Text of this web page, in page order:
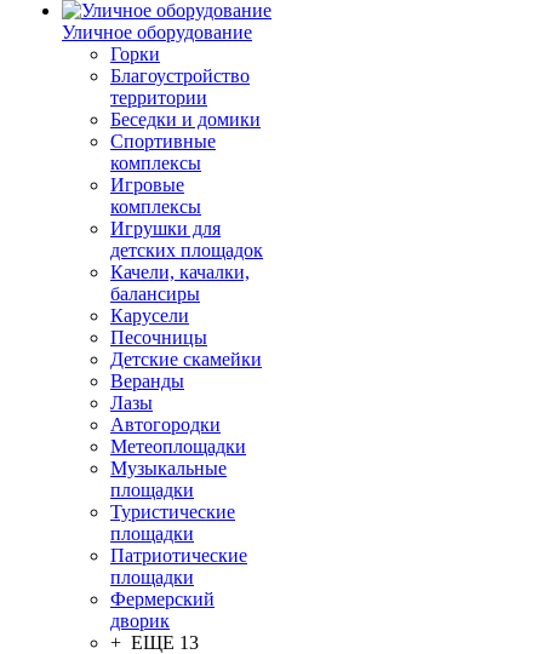
Уличное оборудование
Горки
Благоустройство
территории
Беседки и домики
Спортивные
комплексы
Игровые
комплексы
Игрушки для
детских площадок
Качели, качалки,
балансиры
Карусели
Песочницы
Детские скамейки
Веранды
Лазы
Автогородки
Метеоплощадки
Музыкальные
площадки
Туристические
площадки
Патриотические
площадки
Фермерский
дворик
+ ЕЩЕ 13